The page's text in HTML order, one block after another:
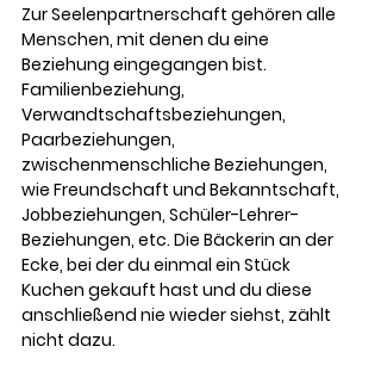
Zur Seelenpartnerschaft gehören alle
Menschen, mit denen du eine
Beziehung eingegangen bist.
Familienbeziehung,
Verwandtschaftsbeziehungen,
Paarbeziehungen,
zwischenmenschliche Beziehungen,
wie Freundschaft und Bekanntschaft,
Jobbeziehungen, Schüler-Lehrer-
Beziehungen, etc. Die Bäckerin an der
Ecke, bei der du einmal ein Stück
Kuchen gekauft hast und du diese
anschließend nie wieder siehst, zählt
nicht dazu.